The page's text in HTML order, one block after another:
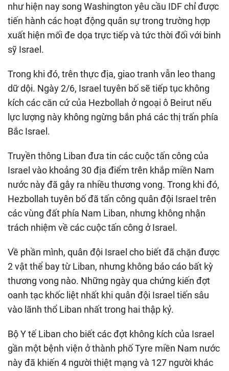
như hiện nay song Washington yêu cầu IDF chỉ được
tiến hành các hoạt động quân sự trong trường hợp
xuất hiện mối đe dọa trực tiếp và tức thời đối với binh
sỹ Israel.
Trong khi đó, trên thực địa, giao tranh vẫn leo thang
dữ dội. Ngày 2/6, Israel tuyên bố sẽ tiếp tục không
kích các căn cứ của Hezbollah ở ngoại ô Beirut nếu
lực lượng này không ngừng bắn phá các thị trấn phía
Bắc Israel.
Truyền thông Liban đưa tin các cuộc tấn công của
Israel vào khoảng 30 địa điểm trên khắp miền Nam
nước này đã gây ra nhiều thương vong. Trong khi đó,
Hezbollah tuyên bố đã tấn công quân đội Israel trên
các vùng đất phía Nam Liban, nhưng không nhận
trách nhiệm về các cuộc tấn công ở Israel.
Về phần mình, quân đội Israel cho biết đã chặn được
2 vật thể bay từ Liban, nhưng không báo cáo bất kỳ
thương vong nào. Những ngày qua chứng kiến đợt
oanh tạc khốc liệt nhất khi quân đội Israel tiến sâu
vào lãnh thổ Liban nhất trong hai thập kỷ.
Bộ Y tế Liban cho biết các đợt không kích của Israel
gần một bệnh viện ở thành phố Tyre miền Nam nước
này đã khiến 4 người thiệt mạng và 127 người khác